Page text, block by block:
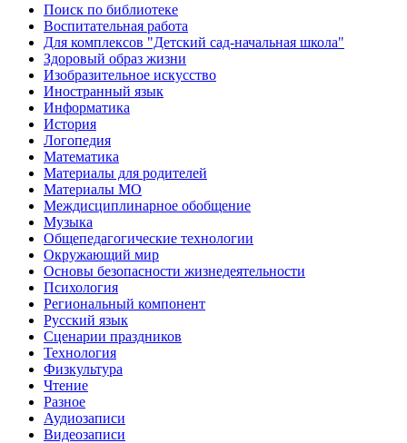
Поиск по библиотеке
Воспитательная работа
Для комплексов "Детский сад-начальная школа"
Здоровый образ жизни
Изобразительное искусство
Иностранный язык
Информатика
История
Логопедия
Математика
Материалы для родителей
Материалы МО
Междисциплинарное обобщение
Музыка
Общепедагогические технологии
Окружающий мир
Основы безопасности жизнедеятельности
Психология
Региональный компонент
Русский язык
Сценарии праздников
Технология
Физкультура
Чтение
Разное
Аудиозаписи
Видеозаписи